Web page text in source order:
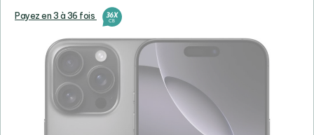
Payez en 3 à 36 fois